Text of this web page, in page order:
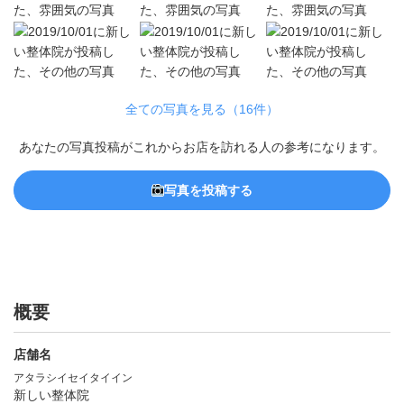
全ての写真を見る（16件）
あなたの写真投稿がこれからお店を訪れる人の参考になります。
写真を投稿する
概要
店舗名
アタラシイセイタイイン
新しい整体院